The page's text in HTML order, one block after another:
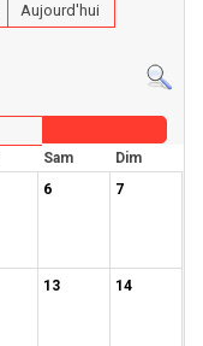
Aujourd'hui
Sam
Dim
6 7
13 14